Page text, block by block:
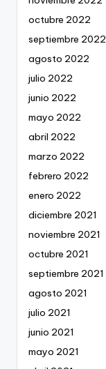
octubre 2022
septiembre 2022
agosto 2022
julio 2022
junio 2022
mayo 2022
abril 2022
marzo 2022
febrero 2022
enero 2022
diciembre 2021
noviembre 2021
octubre 2021
septiembre 2021
agosto 2021
julio 2021
junio 2021
mayo 2021